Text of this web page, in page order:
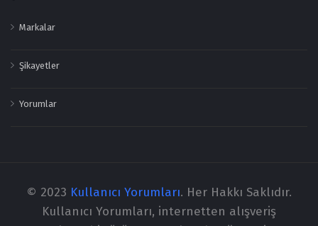
Markalar
Şikayetler
Yorumlar
© 2023 Kullanıcı Yorumları. Her Hakkı Saklıdır.
Kullanıcı Yorumları, internetten alışveriş